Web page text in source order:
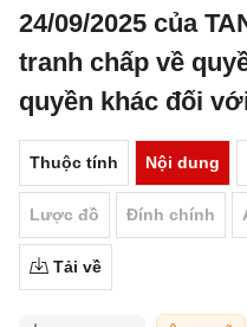
24/09/2025 của
tranh chấp về
quyền khác đối
Thuộc tính Nội dung
Lược đồ Đính chính
Tải về